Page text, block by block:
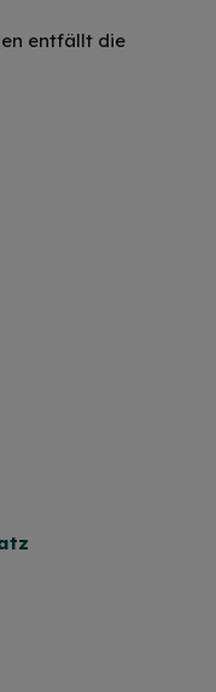
entfällt die